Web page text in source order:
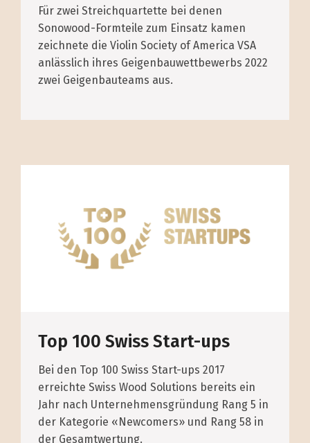
Für zwei Streichquartette bei denen
Sonowood-Formteile zum Einsatz kamen
zeichnete die Violin Society of America VSA
anlässlich ihres Geigenbauwettbewerbs 2022
zwei Geigenbauteams aus.
Top 100 Swiss Start-ups
Bei den Top 100 Swiss Start-ups 2017
erreichte Swiss Wood Solutions bereits ein
Jahr nach Unternehmensgründung Rang 5 in
der Kategorie «Newcomers» und Rang 58 in
der Gesamtwertung.